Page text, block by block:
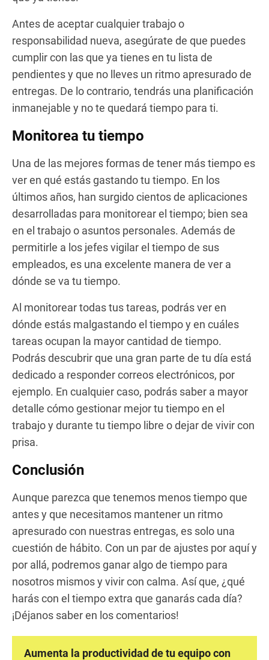
Antes de aceptar cualquier trabajo o
responsabilidad nueva, asegúrate de que puedes
cumplir con las que ya tienes en tu lista de
pendientes y que no lleves un ritmo apresurado de
entregas. De lo contrario, tendrás una planificación
inmanejable y no te quedará tiempo para ti.
Monitorea tu tiempo
Una de las mejores formas de tener más tiempo es
ver en qué estás gastando tu tiempo. En los
últimos años, han surgido cientos de aplicaciones
desarrolladas para monitorear el tiempo; bien sea
en el trabajo o asuntos personales. Además de
permitirle a los jefes vigilar el tiempo de sus
empleados, es una excelente manera de ver a
dónde se va tu tiempo.
Al monitorear todas tus tareas, podrás ver en
dónde estás malgastando el tiempo y en cuáles
tareas ocupan la mayor cantidad de tiempo.
Podrás descubrir que una gran parte de tu día está
dedicado a responder correos electrónicos, por
ejemplo. En cualquier caso, podrás saber a mayor
detalle cómo gestionar mejor tu tiempo en el
trabajo y durante tu tiempo libre o dejar de vivir con
prisa.
Conclusión
Aunque parezca que tenemos menos tiempo que
antes y que necesitamos mantener un ritmo
apresurado con nuestras entregas, es solo una
cuestión de hábito. Con un par de ajustes por aquí y
por allá, podremos ganar algo de tiempo para
nosotros mismos y vivir con calma. Así que, ¿qué
harás con el tiempo extra que ganarás cada día?
¡Déjanos saber en los comentarios!
Aumenta la productividad de tu equipo con